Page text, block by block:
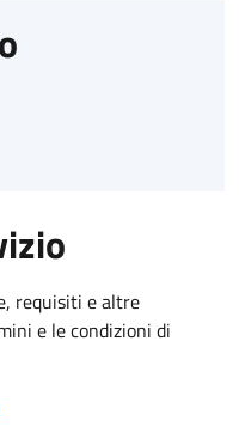
requisiti e altre
e le condizioni di